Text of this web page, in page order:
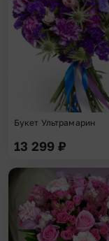
Букет Ультрамарин
13 299 ₽